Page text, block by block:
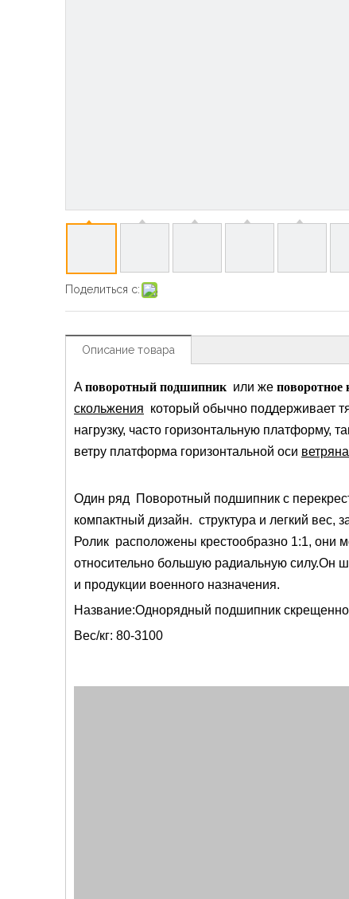
Поделиться с:
Описание товара
Aповоротный подшипник или же поворотное
скольжения который обычно поддерживает
нагрузку, часто горизонтальную платформу,
ветру платформа горизонтальной оси
Один ряд Поворотный подшипник с
компактный дизайн. структура и легкий вес,
Ролик расположены крестообразно 1:1, они
относительно большую радиальную силу.Он
и продукции военного назначения.
Название:Однорядный подшипник
Вес/кг: 80-3100